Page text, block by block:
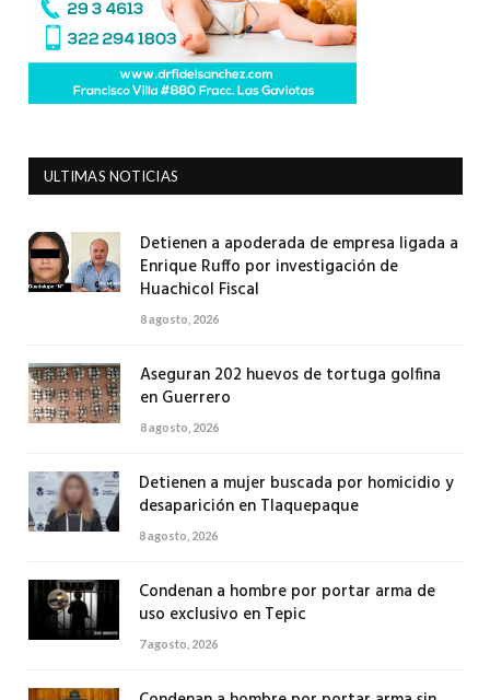
ULTIMAS NOTICIAS
Detienen a apoderada de empresa ligada a
Enrique Ruffo por investigación de
Huachicol Fiscal
8 agosto, 2026
Aseguran 202 huevos de tortuga golfina
en Guerrero
8 agosto, 2026
Detienen a mujer buscada por homicidio y
desaparición en Tlaquepaque
8 agosto, 2026
Condenan a hombre por portar arma de
uso exclusivo en Tepic
7 agosto, 2026